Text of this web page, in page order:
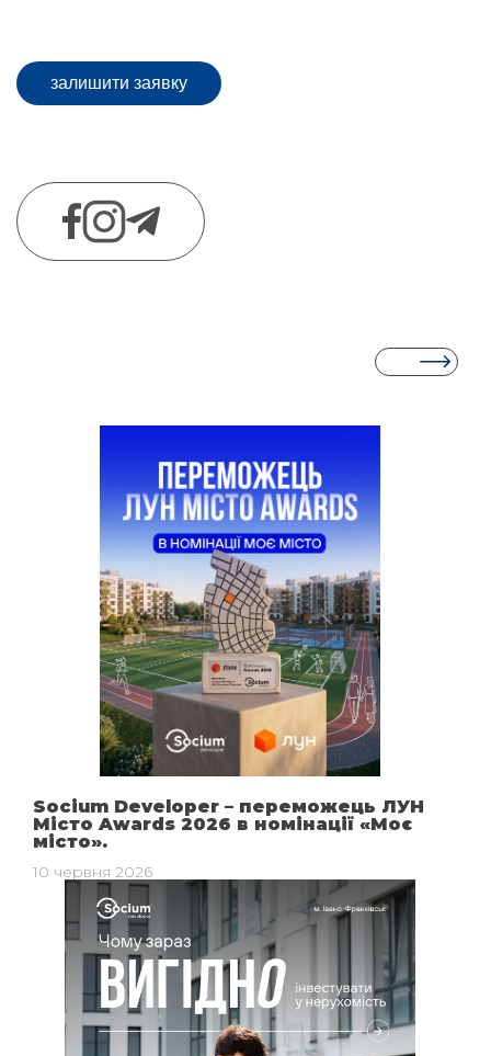
залишити заявку
Socium Developer – переможець ЛУН
Місто Awards 2026 в номінації «Моє
місто».
10 червня 2026